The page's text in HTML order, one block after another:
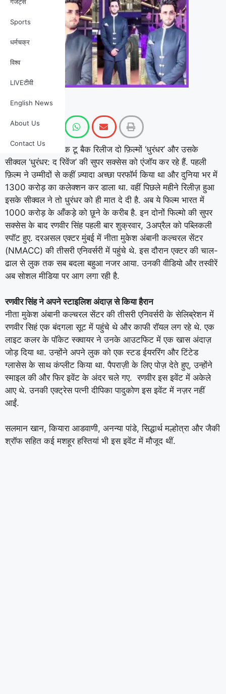
Sports
धर्मचक्र
विश्व
LIVEटीवी
English News
About Us
Contact Us
रणवीर सिंह अपनी बैक टू बैक रिलीज दो फ़िल्मों ‘धुरंधर’ और उसके
सीक्वल ‘धुरंधर: द रिवेंज’ की सुपर सक्सेस को एंजॉय कर रहे हैं. पहली
फ़िल्म ने उम्मीदों से कहीं ज़्यादा अच्छा परफॉर्म किया था और दुनिया भर में
1300 करोड़ का कलेक्शन कर डाला था. वहीं पिछले महीने रिलीज़ हुआ
इसके सीक्वल ने तो धुरंधर को ही मात दे दी है. अब ये फिल्म भारत में
1000 करोड़ के आँकड़े को छूने के करीब है. इन दोनों फिल्मो की सुपर
सक्सेस के बाद रणवीर सिंह पहली बार शुक्रवार, 3अप्रैल को पब्लिकली
स्पॉट हुए. दरअसल एक्टर मुंबई में नीता मुकेश अंबानी कल्चरल सेंटर
(NMACC) की तीसरी एनिवर्सरी में पहुंचे थे. इस दौरान एक्टर की चाल-
ढाल से लुक तक सब बदला बहुआ नजर आया. उनकी वीडियो और तस्वीरें
अब सोशल मीडिया पर आग लगा रही है.
रणवीर सिंह ने अपने स्टाइलिश अंदाज़ से किया हैरान
नीता मुकेश अंबानी कल्चरल सेंटर की तीसरी एनिवर्सरी के सेलिब्रेशन में
रणवीर सिहं एक बंदगला सूट में पहुंचे थे और काफी रॉयल लग रहे थे. एक
लाइट कलर के पॉकेट स्क्वायर ने उनके आउटफिट में एक खास अंदाज़
जोड़ दिया था. उन्होंने अपने लुक को एक स्टड ईयररिंग और टिंटेड
ग्लासेस के साथ कंप्लीट किया था. पैपराज़ी के लिए पोज़ देते हुए, उन्होंने
स्माइल की और फिर इवेंट के अंदर चले गए. रणवीर इस इवेंट में अकेले
आए थे. उनकी एक्ट्रेस पत्नी दीपिका पादुकोण इस इवेंट में नज़र नहीं
आईं.
सलमान खान, कियारा आडवाणी, अनन्या पांडे, सिद्धार्थ मल्होत्रा ​​और जैकी
श्रॉफ सहित कई मशहूर हस्तियां भी इस इवेंट में मौजूद थीं.